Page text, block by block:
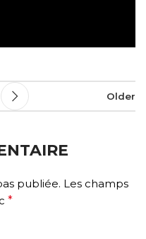
Older
publiée. Les champs
*